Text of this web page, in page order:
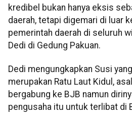
kredibel bukan hanya eksis
daerah, tetapi digemari di luar
pemerintah daerah di seluruh
Dedi di Gedung Pakuan.
Dedi mengungkapkan Susi
merupakan Ratu Laut Kidul,
bergabung ke BJB namun
pengusaha itu untuk terlibat di